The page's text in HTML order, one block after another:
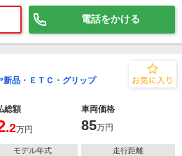
電話をかける
品・ＥＴＣ・グリップ
総額
車両価格
.2万円 85万円
モデル年式
走行距離